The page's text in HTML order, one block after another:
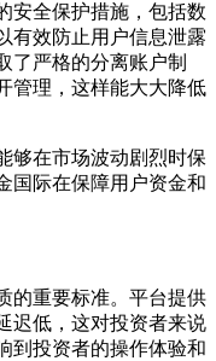
安全保护措施，包括数
有效防止用户信息泄露
了严格的分离账户制
管理，这样能大大降低
够在市场波动剧烈时保
国际在保障用户资金和
的重要标准。平台提供
迟低，这对投资者来说
到投资者的操作体验和